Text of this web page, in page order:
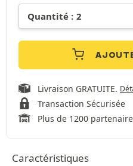
Livraison GRATUITE.
Transaction Sécurisée
Plus de 1200
Caractéristiques